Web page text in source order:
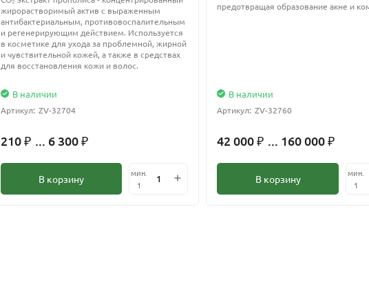
жирорастворимый актив с выраженным
антибактериальным, противовоспалительным
и регенерирующим действием. Используется
в косметике для ухода за проблемной, жирной
и чувствительной кожей, а также в средствах
для восстановления кожи и волос.
В наличии
Артикул: ZV-32704
210 ₽ ... 6 300 ₽
В корзину
мин.
1
предотвращая образование акне и
В наличии
Артикул: ZV-32760
42 000₽ ... 160 000₽
В корзину
мин.
1